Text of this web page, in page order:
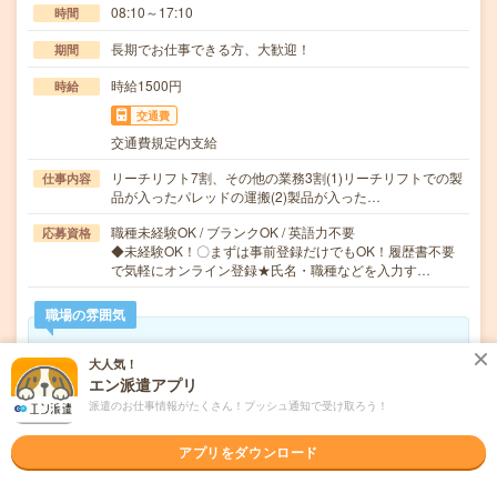
時間 08:10～17:10
期間 長期でお仕事できる方、大歓迎！
時給 時給1500円
交通費
交通費規定内支給
仕事内容
リーチリフト7割、その他の業務3割(1)リーチリフトでの製
品が入ったパレッドの運搬(2)製品が入った…
応募資格
職種未経験OK / ブランクOK / 英語力不要
◆未経験OK！〇まずは事前登録だけでもOK！履歴書不要
で気軽にオンライン登録★氏名・職種などを入力す…
職場の雰囲気
年齢層
20代
応募へ進む
大人気！
エン派遣アプリ
派遣のお仕事情報がたくさん！プッシュ通知で受け取ろう！
アプリをダウンロード